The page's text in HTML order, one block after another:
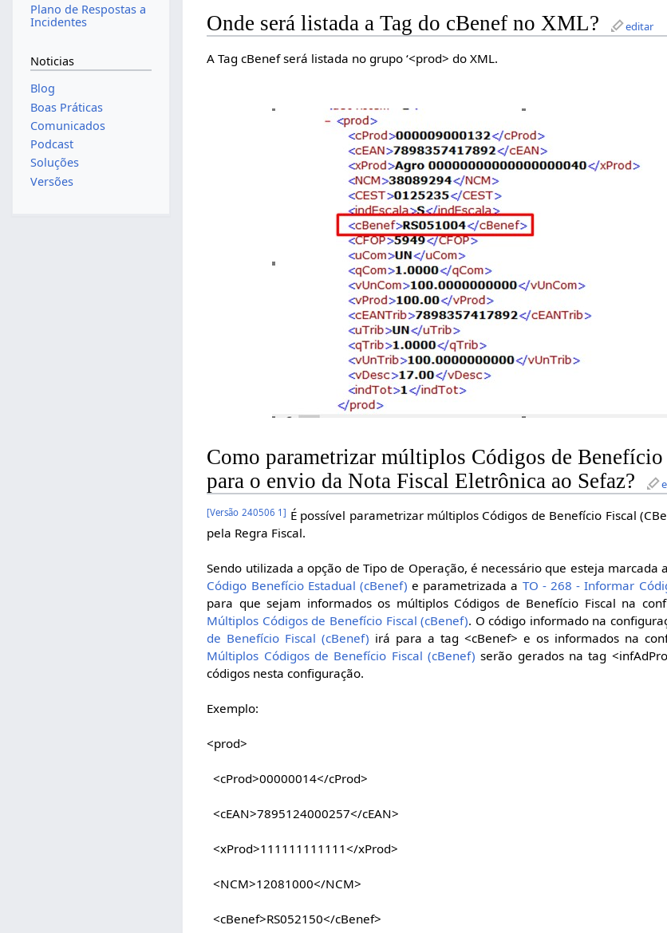
Onde será listada a Tag do cBenef no XML? editar
A Tag cBenef será listada no grupo ‘<prod> do XML.
Como parametrizar múltiplos Códigos de
para o envio da Nota Fiscal Eletrônica ao Sefaz?
[Versão 240506 1] É possível parametrizar múltiplos Códigos de Benefício Fiscal
pela Regra Fiscal.
Sendo utilizada a opção de Tipo de Operação, é necessário que esteja marcada
Código Benefício Estadual (cBenef) e parametrizada a TO - 268 - Informar
para que sejam informados os múltiplos Códigos de Benefício Fiscal na
Múltiplos Códigos de Benefício Fiscal (cBenef). O código informado na
de Benefício Fiscal (cBenef) irá para a tag <cBenef> e os informados na
Múltiplos Códigos de Benefício Fiscal (cBenef) serão gerados na tag
códigos nesta configuração.
Exemplo:
<prod>
<cProd>00000014</cProd>
<cEAN>7895124000257</cEAN>
<xProd>111111111111</xProd>
<NCM>12081000</NCM>
<cBenef>RS052150</cBenef>
Plano de Respostas a
Incidentes
Noticias
Blog
Boas Práticas
Comunicados
Podcast
Soluções
Versões